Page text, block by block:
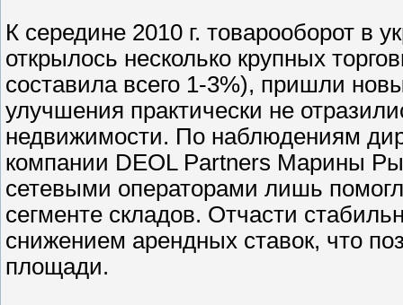
К середине 2010 г. товарооборот в
открылось несколько крупных
составила всего 1-3%), пришли
улучшения практически не
недвижимости. По наблюдениям
компании DEOL Partners Марины
сетевыми операторами лишь
сегменте складов. Отчасти
снижением арендных ставок, что
площади.